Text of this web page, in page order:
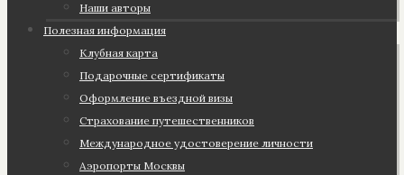
Наши авторы
Полезная информация
Клубная карта
Подарочные сертификаты
Оформление въездной визы
Страхование путешественников
Международное удостоверение личности
Аэропорты Москвы